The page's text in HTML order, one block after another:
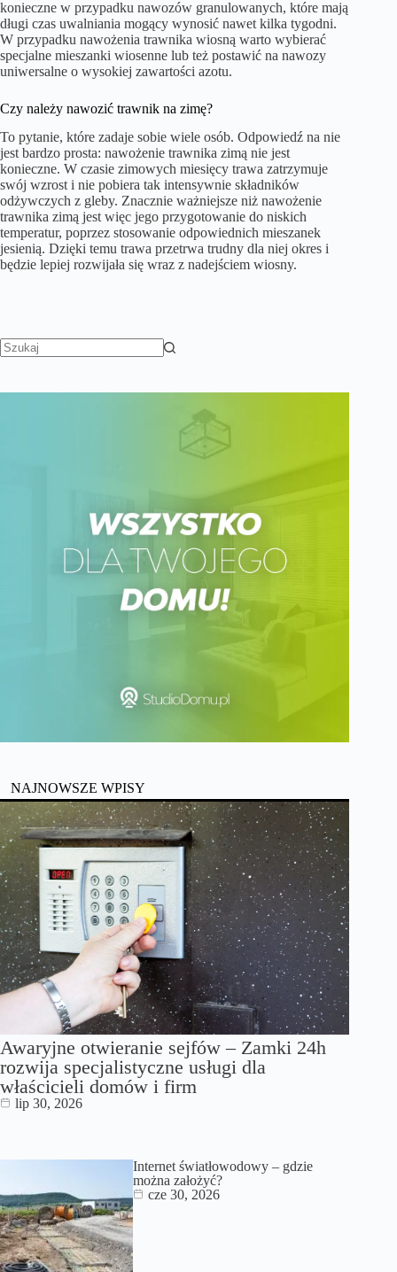
konieczne w przypadku nawozów granulowanych, które mają
długi czas uwalniania mogący wynosić nawet kilka tygodni.
W przypadku nawożenia trawnika wiosną warto wybierać
specjalne mieszanki wiosenne lub też postawić na nawozy
uniwersalne o wysokiej zawartości azotu.
Czy należy nawozić trawnik na zimę?
To pytanie, które zadaje sobie wiele osób. Odpowiedź na nie
jest bardzo prosta: nawożenie trawnika zimą nie jest
konieczne. W czasie zimowych miesięcy trawa zatrzymuje
swój wzrost i nie pobiera tak intensywnie składników
odżywczych z gleby. Znacznie ważniejsze niż nawożenie
trawnika zimą jest więc jego przygotowanie do niskich
temperatur, poprzez stosowanie odpowiednich mieszanek
jesienią. Dzięki temu trawa przetrwa trudny dla niej okres i
będzie lepiej rozwijała się wraz z nadejściem wiosny.
NAJNOWSZE WPISY
Awaryjne otwieranie sejfów – Zamki 24h
rozwija specjalistyczne usługi dla
właścicieli domów i firm
lip 30, 2026
Internet światłowodowy – gdzie
można założyć?
cze 30, 2026